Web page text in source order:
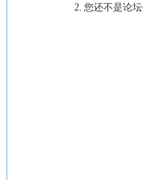
您还不是论